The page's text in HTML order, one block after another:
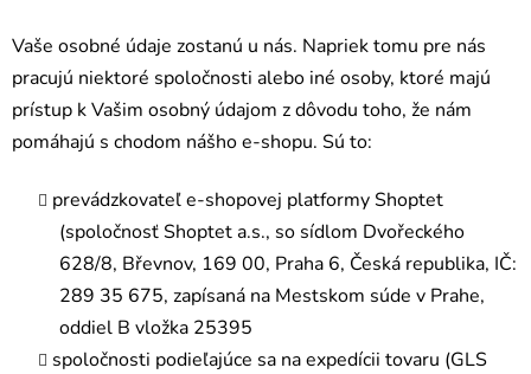
Vaše osobné údaje zostanú u nás. Napriek tomu pre nás
pracujú niektoré spoločnosti alebo iné osoby, ktoré majú
prístup k Vašim osobný údajom z dôvodu toho, že nám
pomáhajú s chodom nášho e-shopu. Sú to:
prevádzkovateľ e-shopovej platformy Shoptet
(spoločnosť Shoptet a.s., so sídlom Dvořeckého
628/8, Břevnov, 169 00, Praha 6, Česká republika, IČ:
289 35 675, zapísaná na Mestskom súde v Prahe,
oddiel B vložka 25395
spoločnosti podieľajúce sa na expedícii tovaru (GLS